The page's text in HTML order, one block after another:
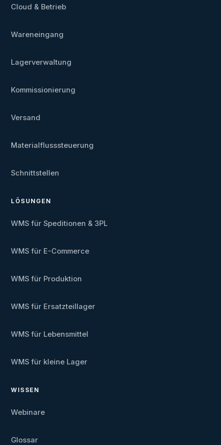
Cloud & Betrieb
Wareneingang
Lagerverwaltung
Kommissionierung
Versand
Materialflusssteuerung
Schnittstellen
LÖSUNGEN
WMS für Speditionen & 3PL
WMS für E-Commerce
WMS für Produktion
WMS für Ersatzteillager
WMS für Lebensmittel
WMS für kleine Lager
WISSEN
Webinare
Glossar